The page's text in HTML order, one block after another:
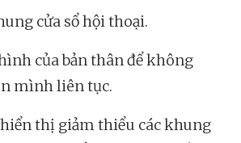
cửa sổ hội thoại.
của bản thân để không
mình liên tục.
hiển thị giảm thiểu các khung